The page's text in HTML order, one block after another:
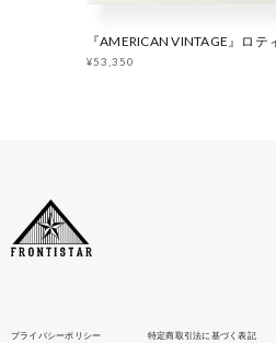
¥53,350
プライバシーポリシー 特定商取引法に基づく表記